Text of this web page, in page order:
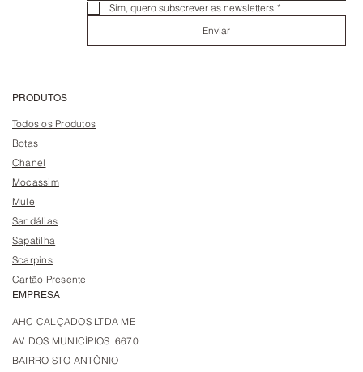
Sim, quero subscrever as newsletters *
Enviar
PRODUTOS
Todos os Produtos
Botas
Chanel
Mocassim
Mule
Sandálias
Sapatilha
Scarpins
Cartão Presente
EMPRESA
AHC CALÇADOS LTDA ME
AV. DOS MUNICÍPIOS 6670
BAIRRO STO ANTÔNIO